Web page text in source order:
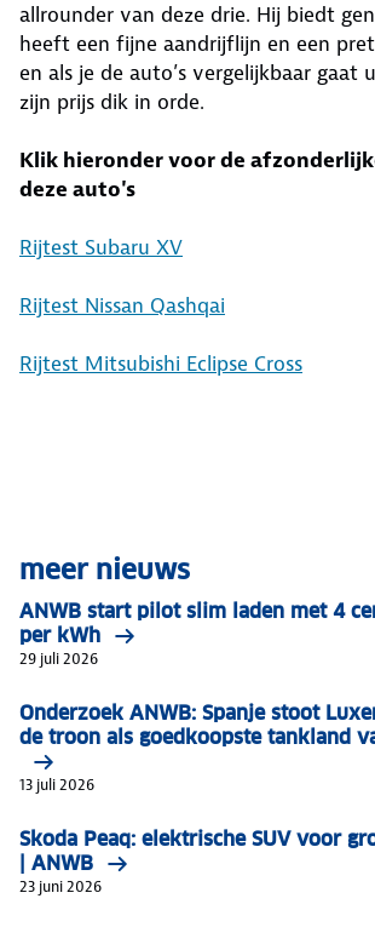
allrounder van deze drie. Hij biedt
heeft een fijne aandrijflijn en een
en als je de auto’s vergelijkbaar gaat
zijn prijs dik in orde.
Klik hieronder voor de
deze auto's
Rijtest Subaru XV
Rijtest Nissan Qashqai
Rijtest Mitsubishi Eclipse Cross
meer nieuws
ANWB start pilot slim laden met 4
per kWh
29 juli 2026
Onderzoek ANWB: Spanje stoot
de troon als goedkoopste tankland
13 juli 2026
Skoda Peaq: elektrische SUV voor
| ANWB
23 juni 2026